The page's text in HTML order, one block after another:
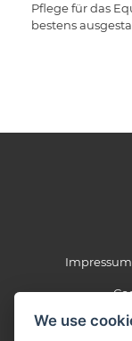
Pflege für das
bestens
Impressum
We use